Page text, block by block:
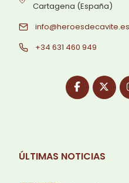
Cartagena (España)
info@heroesdecavite.es
+34 631 460 949
ÚLTIMAS NOTICIAS